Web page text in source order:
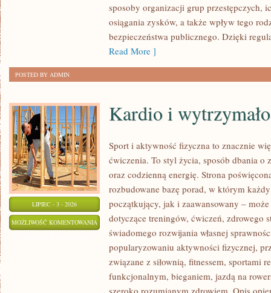
sposoby organizacji grup przestępczych,
osiągania zysków, a także wpływ tego
bezpieczeństwa publicznego. Dzięki
Read More ]
POSTED BY ADMIN
LIPIEC - 3 - 2026
MOŻLIWOŚĆ KOMENTOWANIA KARDIO
WYTRZYMAŁOŚĆ
Kardio i
Sport i aktywność fizyczna to znacznie
ćwiczenia. To styl życia, sposób dbania o
oraz codzienną energię. Strona
rozbudowane bazę porad, w którym
początkujący, jak i zaawansowany –
dotyczące treningów, ćwiczeń, zdrowego
świadomego rozwijania własnej
popularyzowaniu aktywności fizycznej,
związane z siłownią, fitnessem, sportami
funkcjonalnym, bieganiem, jazdą na
szeroko rozumianym zdrowiem. Opis